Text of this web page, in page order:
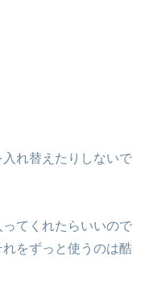
れ替えたりしないで
てくれたらいいので
をずっと使うのは酷